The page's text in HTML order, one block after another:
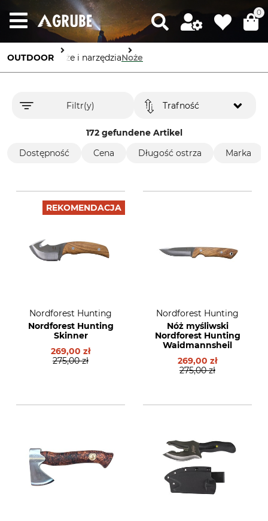
0
OUTDOOR Noże i narzędziaNoże
Filtr(y)
172 gefundene Artikel
Trafność
Dostępność Cena Długość ostrza Marka
REKOMENDACJA
Nordforest Hunting
Nordforest Hunting
Skinner
269,00 zł
275,00 zł
Nordforest Hunting
Nóż myśliwski
Nordforest Hunting
Waidmannsheil
269,00 zł
275,00 zł